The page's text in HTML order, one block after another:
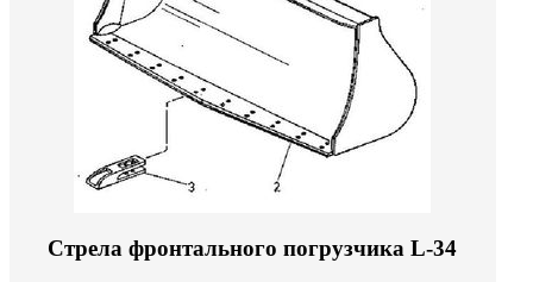
Стрела фронтального погрузчика L-34